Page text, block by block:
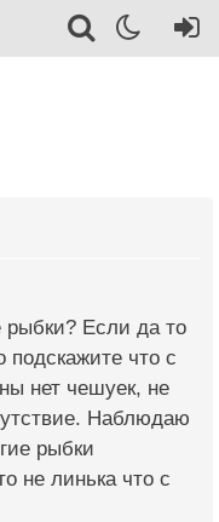
Если да то
подскажите что с
нет чешуек, не
Наблюдаю
рыбки
не линька что с